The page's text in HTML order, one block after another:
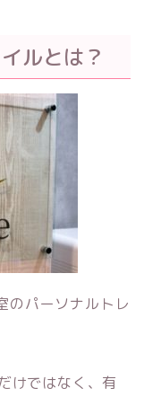
ルとは？
のパーソナルトレ
けではなく、有